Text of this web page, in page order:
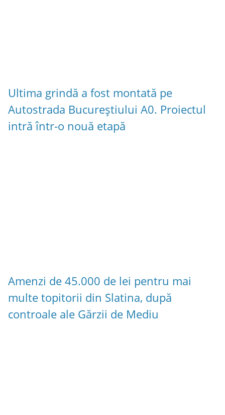
Ultima grindă a fost montată pe
Autostrada Bucureștiului A0. Proiectul
intră într-o nouă etapă
Amenzi de 45.000 de lei pentru mai
multe topitorii din Slatina, după
controale ale Gărzii de Mediu